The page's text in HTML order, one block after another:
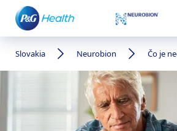
Slovakia Neurobion